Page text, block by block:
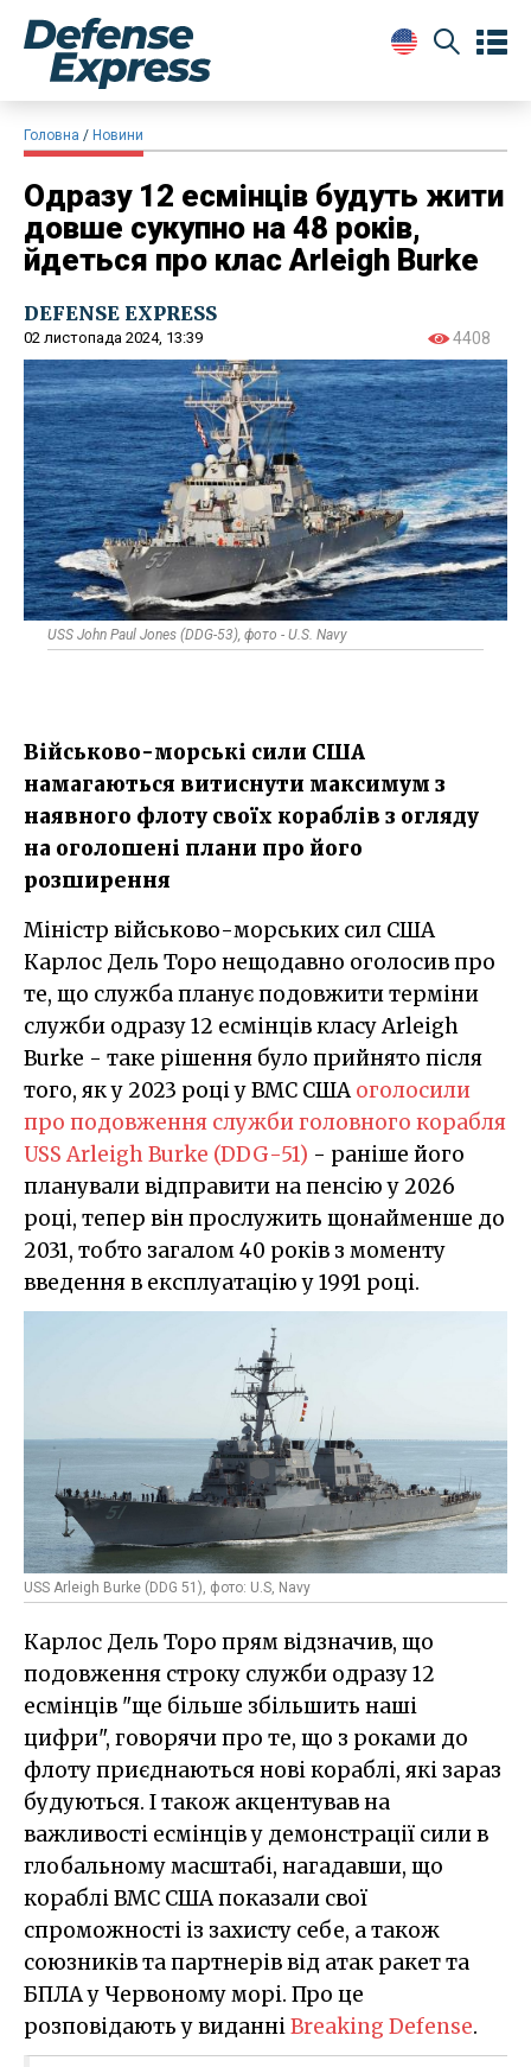
Головна Новини
Одразу 12 есмінців будуть жити
довше сукупно на 48 років,
йдеться про клас Arleigh Burke
DEFENSE EXPRESS
02 листопада 2024, 13:39 4408
USS John Paul Jones (DDG-53), фото - U.S. Navy
Військово-морські сили США
намагаються витиснути максимум з
наявного флоту своїх кораблів з огляду
на оголошені плани про його
розширення
Міністр військово-морських сил США
Карлос Дель Торо нещодавно оголосив про
те, що служба планує подовжити терміни
служби одразу 12 есмінців класу Arleigh
Burke - таке рішення було прийнято після
того, як у 2023 році у ВМС СШАоголосили
про подовження служби головного корабля
USS Arleigh Burke (DDG-51) - раніше його
планували відправити на пенсію у 2026
році, тепер він прослужить щонайменше до
2031, тобто загалом 40 років з моменту
введення в експлуатацію у 1991 році.
USS Arleigh Burke (DDG 51), фото: U.S, Navy
Карлос Дель Торо прям відзначив, що
подовження строку служби одразу 12
есмінців "ще більше збільшить наші
цифри", говорячи про те, що з роками до
флоту приєднаються нові кораблі, які зараз
будуються. І також акцентував на
важливості есмінців у демонстрації сили в
глобальному масштабі, нагадавши, що
кораблі ВМС США показали свої
спроможності із захисту себе, а також
союзників та партнерів від атак ракет та
БПЛА у Червоному морі. Про це
розповідають у виданніBreaking Defense.